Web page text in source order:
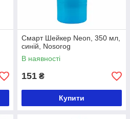
Смарт Шейкер Neon, 350 мл,
синій, Nosorog
В наявності
151 ₴
Купити